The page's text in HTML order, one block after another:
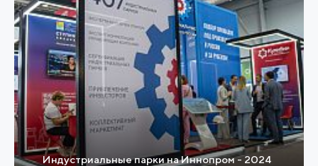
Индустриальные парки на Иннопром - 2024